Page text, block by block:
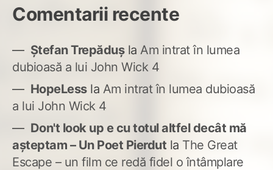
Comentarii recente
Ștefan Trepădușla Am intrat în lumea
dubioasă a lui John Wick 4
HopeLessla Am intrat în lumea dubioasă
a lui John Wick 4
Don't look up e cu totul altfel decât mă
așteptam – Un Poet Pierdut la The Great
Escape – un film ce redă fidel o întâmplare